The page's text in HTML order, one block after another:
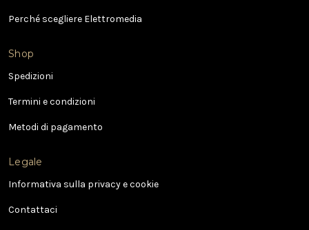
z
e
m
i
l
Perché scegliere Elettromedia
Shop
Spedizioni
Termini e condizioni
Metodi di pagamento
Legale
Informativa sulla privacy e cookie
Contattaci